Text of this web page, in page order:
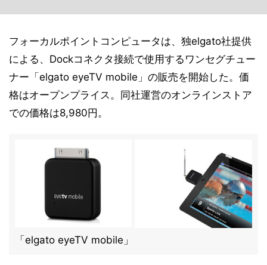
フォーカルポイントコンピュータは、独elgato社提供
による、Dockコネクタ接続で使用するワンセグチュー
ナー「elgato eyeTV mobile」の販売を開始した。価
格はオープンプライス。同社運営のオンラインストア
での価格は8,980円。
「elgato eyeTV mobile」